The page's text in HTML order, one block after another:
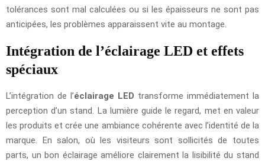
tolérances sont mal calculées ou si les épaisseurs ne sont pas
anticipées, les problèmes apparaissent vite au montage.
Intégration de l’éclairage LED et effets
spéciaux
L’intégration de l’éclairage LED transforme immédiatement la
perception d’un stand. La lumière guide le regard, met en valeur
les produits et crée une ambiance cohérente avec l’identité de la
marque. En salon, où les visiteurs sont sollicités de toutes
parts, un bon éclairage améliore clairement la lisibilité du stand